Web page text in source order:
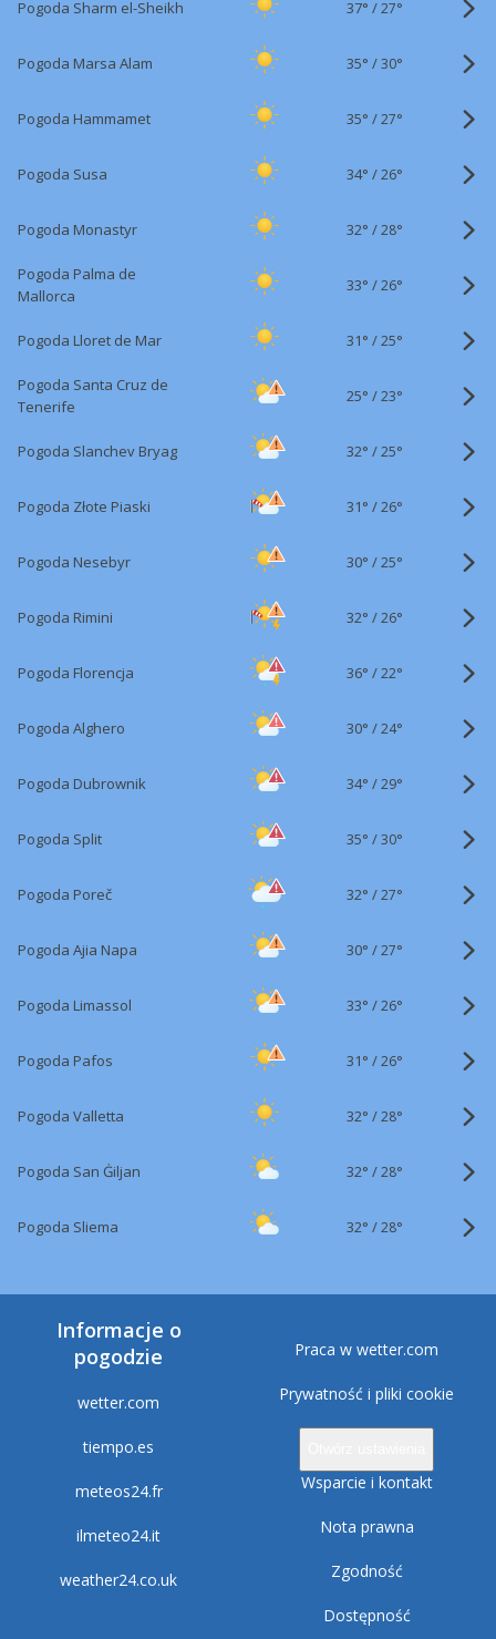
Pogoda Sharm el-Sheikh 37° /27°
Pogoda Marsa Alam 35° /30°
Pogoda Hammamet 35° /27°
Pogoda Susa 34° /26°
Pogoda Monastyr 32° /28°
Pogoda Palma de
Mallorca
33° /26°
Pogoda Lloret de Mar 31° /25°
Pogoda Santa Cruz de
Tenerife
25° /23°
Pogoda Slanchev Bryag 32° /25°
Pogoda Złote Piaski 31° /26°
Pogoda Nesebyr 30° /25°
Pogoda Rimini 32° /26°
Pogoda Florencja 36° /22°
Pogoda Alghero 30° /24°
Pogoda Dubrownik 34° /29°
Pogoda Split 35° /30°
Pogoda Poreč 32° /27°
Pogoda Ajia Napa 30° /27°
Pogoda Limassol 33° /26°
Pogoda Pafos 31° /26°
Pogoda Valletta 32° /28°
Pogoda San Ġiljan 32° /28°
Pogoda Sliema 32° /28°
Informacje o
pogodzie
wetter.com
tiempo.es
meteos24.fr
ilmeteo24.it
weather24.co.uk
Praca w wetter.com
Prywatność i pliki cookie
Wsparcie i kontakt
Nota prawna
Zgodność
Dostępność